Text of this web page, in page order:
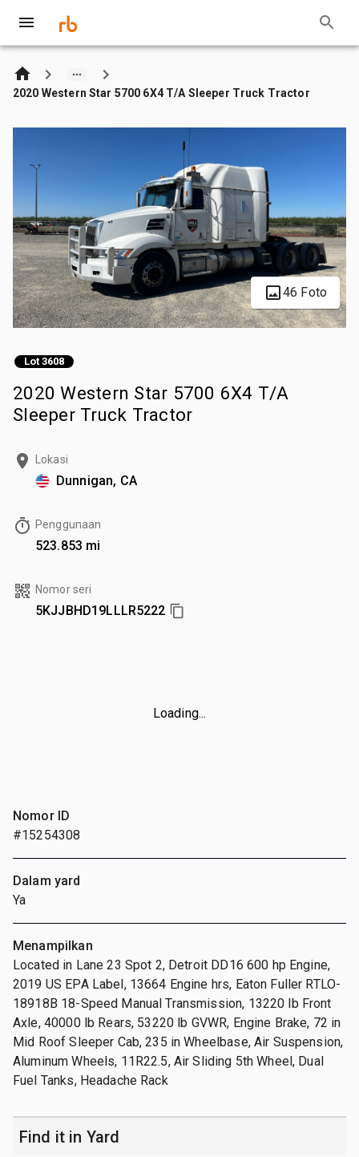
2020 Western Star 5700 6X4 T/A Sleeper Truck Tractor
46 Foto
Lot 3608
2020 Western Star 5700 6X4 T/A
Sleeper Truck Tractor
Lokasi
Dunnigan, CA
Penggunaan
523.853 mi
Nomor seri
5KJJBHD19LLLR5222
Loading...
Nomor ID
#15254308
Dalam yard
Ya
Menampilkan
Located in Lane 23 Spot 2, Detroit DD16 600 hp Engine,
2019 US EPA Label, 13664 Engine hrs, Eaton Fuller RTLO-
18918B 18-Speed Manual Transmission, 13220 lb Front
Axle, 40000 lb Rears, 53220 lb GVWR, Engine Brake, 72 in
Mid Roof Sleeper Cab, 235 in Wheelbase, Air Suspension,
Aluminum Wheels, 11R22.5, Air Sliding 5th Wheel, Dual
Fuel Tanks, Headache Rack
Find it in Yard